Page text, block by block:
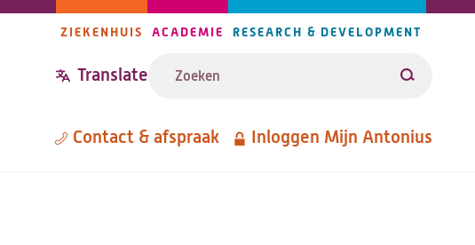
navigatie
ZIEKENHUIS ACADEMIE RESEARCH & DEVELOPMENT
Translate Zoeken
Metanavigatie
Contact & afspraak Inloggen Mijn Antonius